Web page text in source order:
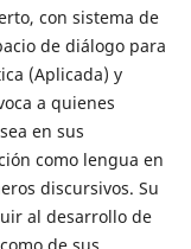
con sistema de
de diálogo para
(Aplicada) y
a quienes
en sus
como lengua en
discursivos. Su
al desarrollo de